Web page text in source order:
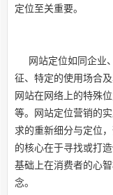
定位至关重要。
网站定位如同企业
征、特定的使用场合
网站在网络上的特殊
等。网站定位营销的
求的重新细分与定位
的核心在于寻找或打
基础上在消费者的心
念。